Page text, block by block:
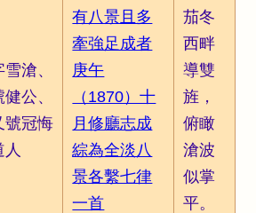
雪滄、
健公、
號冠悔
人
有八景且多
牽強足成者
庚午
（1870）十
月修廳志成
綜為全淡八
景各繫七律
一首
茄冬
西畔
導雙
旌，
俯瞰
滄波
似掌
平。